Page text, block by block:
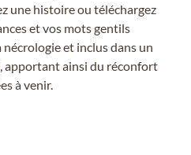
une histoire ou téléchargez
et vos mots gentils
et inclus dans un
apportant ainsi du réconfort
à venir.